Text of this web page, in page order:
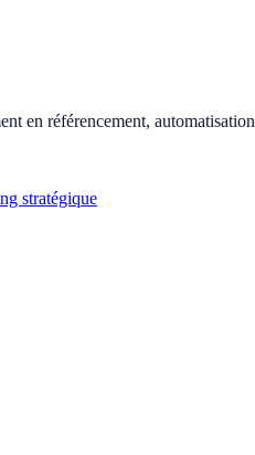
en référencement,
stratégique